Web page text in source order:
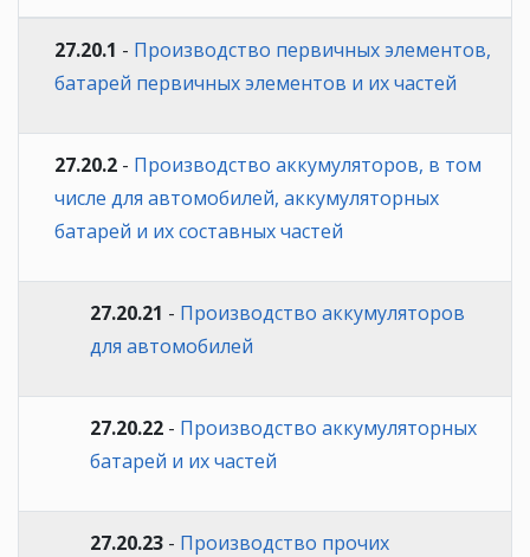
27.20.1 - Производство первичных элементов,
батарей первичных элементов и их частей
27.20.2 - Производство аккумуляторов, в том
числе для автомобилей, аккумуляторных
батарей и их составных частей
27.20.21 - Производство аккумуляторов
для автомобилей
27.20.22 - Производство аккумуляторных
батарей и их частей
27.20.23 - Производство прочих